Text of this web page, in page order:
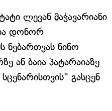
ლევან მაჭავარიანი
დონორ
ნებართვას ნინო
ან ბაია პატარაიაზე
გასცენ